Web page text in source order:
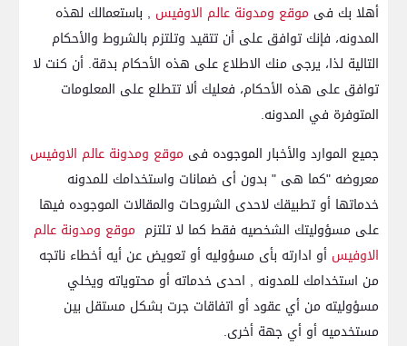
أهلا بك فى موقع ومدونة عالم الاوفيس , باستعمالك لهذه
المدونه، فإنك توافق على أن تتقيد وتلتزم بالشروط والأحكام
التالية لذا، يرجى منك الاطلاع على هذه الأحكام بدقة. أن كنت لا
توافق على هذه الأحكام، فعليك ألا تتطلع على المعلومات
المتوفرة في المدونه.
جميع الموارد والأخبار الموجوده فى موقع ومدونة عالم الاوفيس
معروضه "كما هى " بدون أى ضمانات واستخدامك للمدونه
خدماتها أو تطبيقك لاحدى الشروحات والمقالات الموجوده فيها
على مسؤوليتك الشخصيه فقط كما لا تلتزم موقع ومدونة عالم
الاوفيس أو ادارته بأى مسؤوليه أو تعويض عن أيه أخطاء ناتجه
من استخدامك للمدونه , احدى خدماته أو محتوياته ويخلي
مسؤوليته من أي عقود أو اتفاقات جرت بشكل مستقل بين
مستخدميه أو أي جهة أخرى.